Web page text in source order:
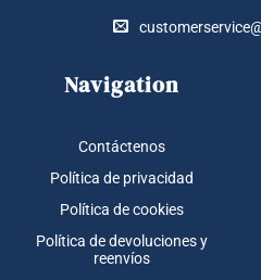
Navigation
Contáctenos
Política de privacidad
Política de cookies
Política de devoluciones y
reenvíos